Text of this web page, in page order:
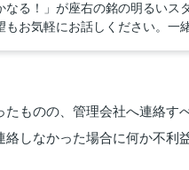
なる！」が座右の銘の明るい
もお気軽にお話しください。一
たものの、管理会社へ連絡
しなかった場合に何か不利